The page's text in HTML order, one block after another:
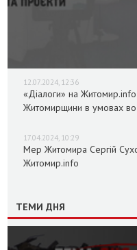
12.07.2024, 12:36
«Діалоги» на
Житомирщини в умовах
17.04.2024, 10:29
Мер Житомира Сергій
Житомир.info
ТЕМИ ДНЯ